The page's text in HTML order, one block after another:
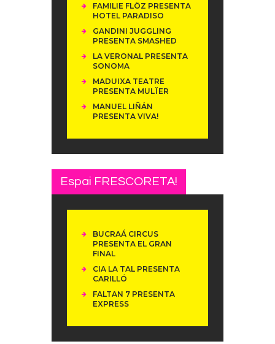
FAMILIE FLÖZ PRESENTA
HOTEL PARADISO
GANDINI JUGGLING
PRESENTA SMASHED
LA VERONAL PRESENTA
SONOMA
MADUIXA TEATRE
PRESENTA MULÏER
MANUEL LIÑÁN
PRESENTA VIVA!
Espai FRESCORETA!
BUCRAÁ CIRCUS
PRESENTA EL GRAN
FINAL
CIA LA TAL PRESENTA
CARILLÓ
FALTAN 7 PRESENTA
EXPRESS